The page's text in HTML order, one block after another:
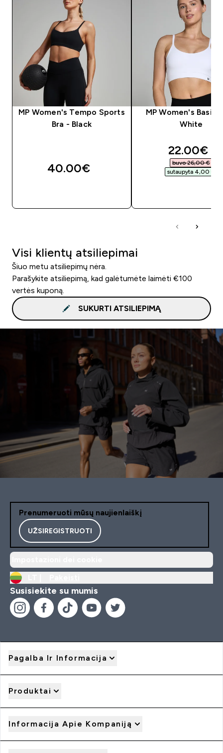
MP Women's Tempo Sports
Bra - Black
40.00€‎
MP Women's Basic
White
22.00€‎
buvo 26,00 €‎
sutaupyta 4,00 €‎
Visi klientų atsiliepimai
Šiuo metu atsiliepimų nėra.
Parašykite atsiliepimą, kad galėtumėte laimėti €100
vertės kuponą.
SUKURTI ATSILIEPIMĄ
Prenumeruoti mūsų naujienlaiškį
UŽSIREGISTRUOTI
Susisiekite su mumis
Pagalba Ir Informacija
Produktai
Informacija Apie Kompaniją